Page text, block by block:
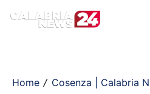
Home / Cosenza | Calabria